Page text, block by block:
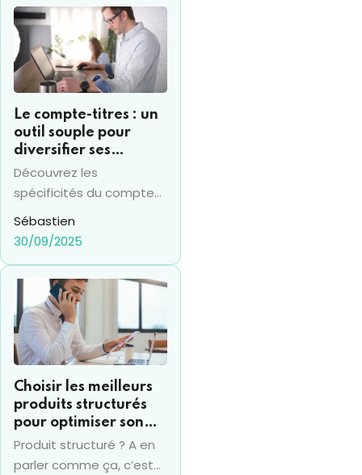
Le compte-titres : un
outil souple pour
diversifier ses
investissements
financiers
Découvrez les
spécificités du compte
titres en 2025 et sa
différence avec le PEA,
Sébastien
30/09/2025
Choisir les meilleurs
produits structurés
pour optimiser son
placement financier
Produit structuré ? A en
parler comme ça, c’est